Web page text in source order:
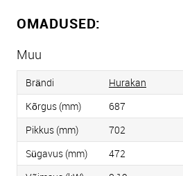
OMADUSED:
Muu
Brändi
Hurakan
Kõrgus (mm)
687
Pikkus (mm)
702
Sügavus (mm)
472